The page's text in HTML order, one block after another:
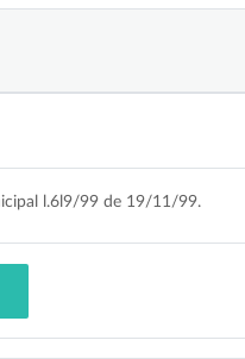
l.6l9/99 de 19/11/99.